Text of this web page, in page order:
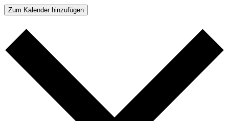
Zum Kalender hinzufügen